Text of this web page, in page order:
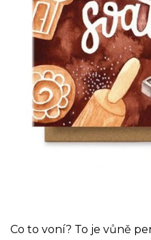
Co to voní? To je vůně